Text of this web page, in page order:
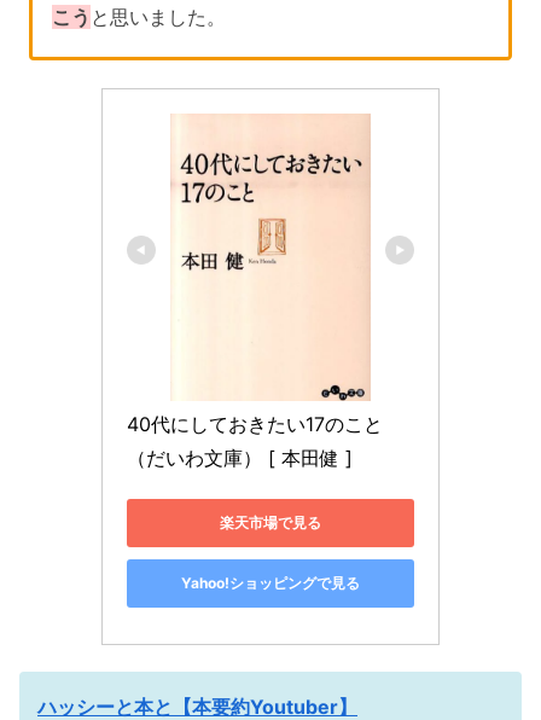
こう と思いました。
40代にしておきたい17のこと
（だいわ文庫） [ 本田健 ]
楽天市場で見る
Yahoo!ショッピングで見る
ハッシーと本と【本要約Youtuber】